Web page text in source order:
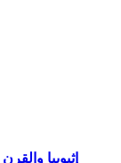
إثيوبيا